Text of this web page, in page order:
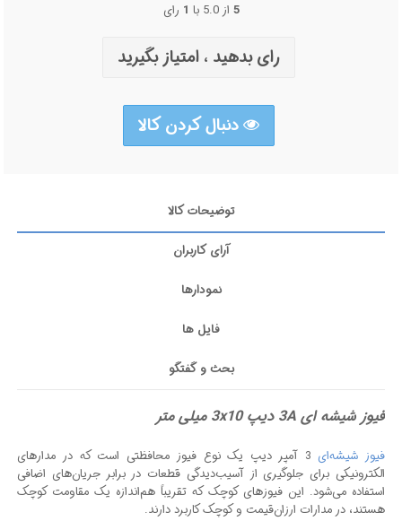
5از 5.0 با 1 رای
رای بدهید ، امتیاز بگیرید
دنبال کردن کالا
توضیحات کالا
آرای کاربران
نمودارها
فایل ها
بحث و گفتگو
فیوز شیشه ای 3A دیپ 3x10 میلی‌ متر
فیوز شیشه‌ای
3 آمپر دیپ یک نوع فیوز محافظتی است که در مدارهای
الکترونیکی برای جلوگیری از آسیب‌دیدگی قطعات در برابر جریان‌های اضافی
استفاده می‌شود. این فیوزهای کوچک که تقریباً هم‌اندازه یک مقاومت کوچک
هستند، در مدارات ارزان‌قیمت و کوچک کاربرد دارند.